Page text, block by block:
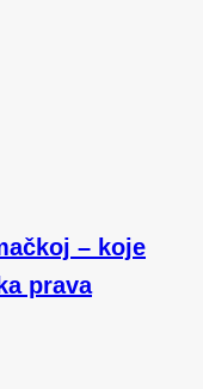
– koje
prava